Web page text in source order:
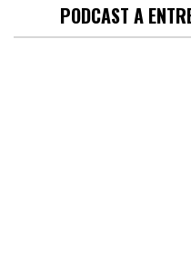
PODCAST A